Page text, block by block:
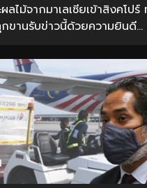
ลไม้จากมาเลเซียเข้าสิงคโปร์
ขานรับข่าวนี้ด้วยความยินดี...